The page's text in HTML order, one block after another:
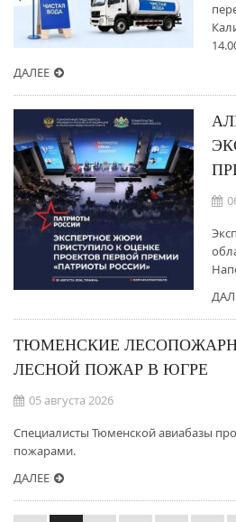
ДАЛЕЕ
ТЮМЕНСКИЕ
ЛЕСНОЙ ПОЖАР В ЮГРЕ
05 августа 2026
Специалисты Тюменской авиабазы
пожарами.
ДАЛЕЕ